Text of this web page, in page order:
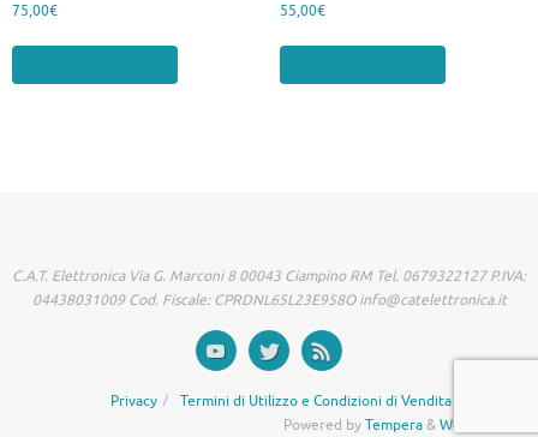
75,00€ 55,00€
C.A.T. Elettronica Via G. Marconi 8 00043 Ciampino RM Tel. 0679322127 P.IVA:
04438031009 Cod. Fiscale: CPRDNL65L23E958O info@catelettronica.it
Privacy
Termini di Utilizzo e Condizioni di Vendita
Powered byTempera&WordPress.